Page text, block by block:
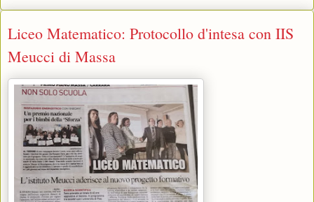
Liceo Matematico: Protocollo d'intesa con IIS
Meucci di Massa